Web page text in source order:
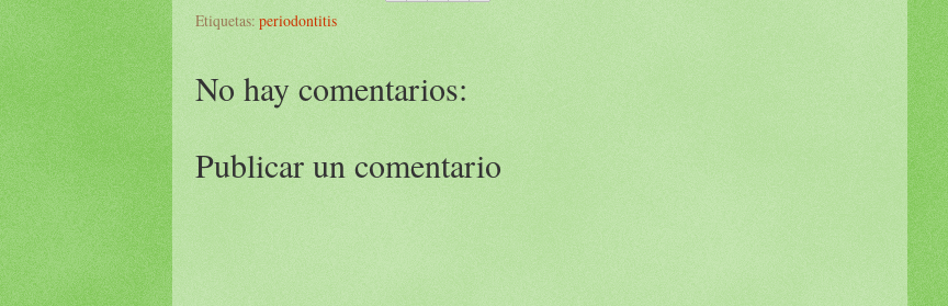
Etiquetas: periodontitis
No hay comentarios:
Publicar un comentario